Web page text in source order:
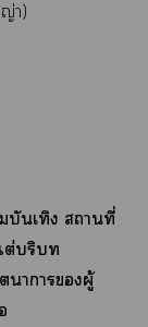
า)
บันเทิง สถานที่
ต่บริบท
าการผู้